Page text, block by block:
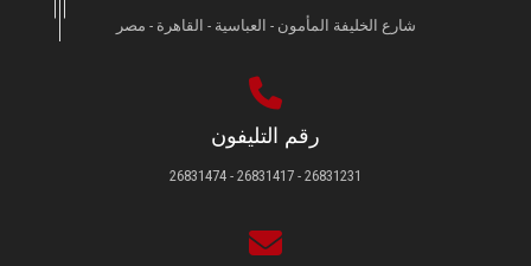
شارع الخليفة المأمون - العباسية - القاهرة - مصر
رقم التليفون
26831231 - 26831417 - 26831474